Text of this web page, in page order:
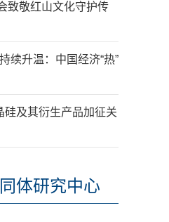
致敬红山文化守护传
续升温：中国经济“热”
硅及其衍生产品加征关
体研究中心